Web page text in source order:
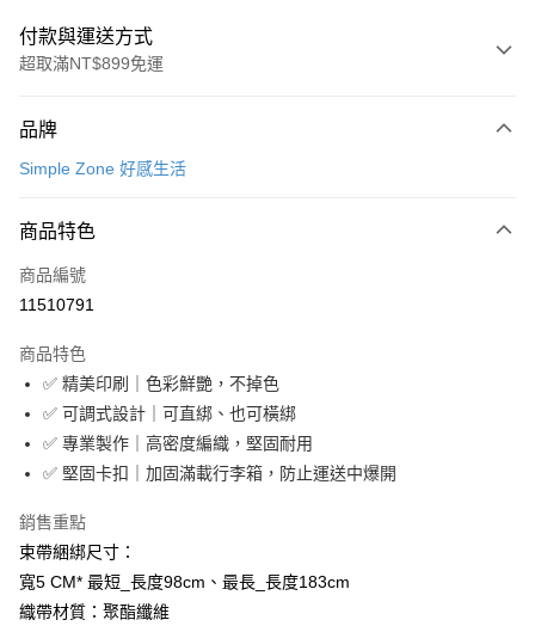
付款與運送方式
超取滿NT$899免運
信用卡一次付款
Apple Pay
街口支付
Google Pay
全盈+PAY
大哥付你分期
相關說明
1.本服務由台灣大哥大提供，台灣大哥大用戶可立即使用無須另外申請。
2.付款方式選擇「大哥付你分期」，訂單成立後會自動跳轉到大哥付的交易
流程，驗證手機門號後，選擇欲分期的期數、繳款截止日，確認付款後即完
成交易。
3.實際核准額度、可分期數及費用金額請依後續交易確認頁面所載為準。
AFTEE先享後付
相關說明
【關於「AFTEE先享後付」】
AFTEE先享後付是「在收到商品之後才付款」的支付方式。 讓您購物簡單
ATM付款
品牌
Simple Zone 好感生活
商品特色
商品編號
11510791
商品特色
✅ 精美印刷｜色彩鮮艷，不掉色
✅ 可調式設計｜可直綁、也可橫綁
✅ 專業製作｜高密度編織，堅固耐用
✅ 堅固卡扣｜加固滿載行李箱，防止運送中爆開
銷售重點
束帶綑綁尺寸：
寬5 CM* 最短_長度98cm、最長_長度183cm
織帶材質：聚酯纖維